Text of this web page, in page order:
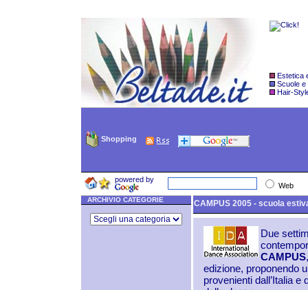
Estetica
Scuole e
Hair-
Shopping
powered by
Web
ARCHIVIO CATEGORIE CAMPUS 2005 - scuola
Due
CAMPUS
edizione, proponendo
provenienti dall’Italia e